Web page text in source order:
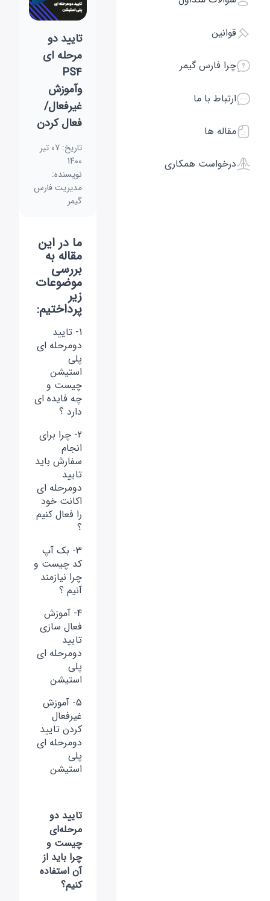
قوانین
چرا فارس گیمر
ارتباط با ما
مقاله ها
درخواست همکاری
تایید دو
مرحله ای
PS4
وآموزش
غیرفعال/
فعال کردن
تاریخ:
07 تیر
1400
نویسنده:
مدیریت فارس
گیمر
ما در این
مقاله به
بررسی
موضوعات
زیر
پرداختیم:
1- تایید
دومرحله ای
پلی
استیشن
چیست و
چه فایده ای
دارد ؟
2- چرا برای
انجام
سفارش باید
تایید
دومرحله ای
اکانت خود
را فعال کنیم
؟
3- بک آپ
کد چیست و
چرا نیازمند
آنیم ؟
4- آموزش
فعال سازی
تایید
دومرحله ای
پلی
استیشن
5- آموزش
غیرفعال
کردن تایید
دومرحله ای
پلی
استیشن
تایید دو
مرحله‌ای
چیست و
چرا باید از
آن استفاده
کنیم؟